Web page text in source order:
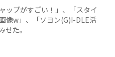
ップがすごい！」、「スタイ
像w」、「ソヨン(G)I-DLE活
た。